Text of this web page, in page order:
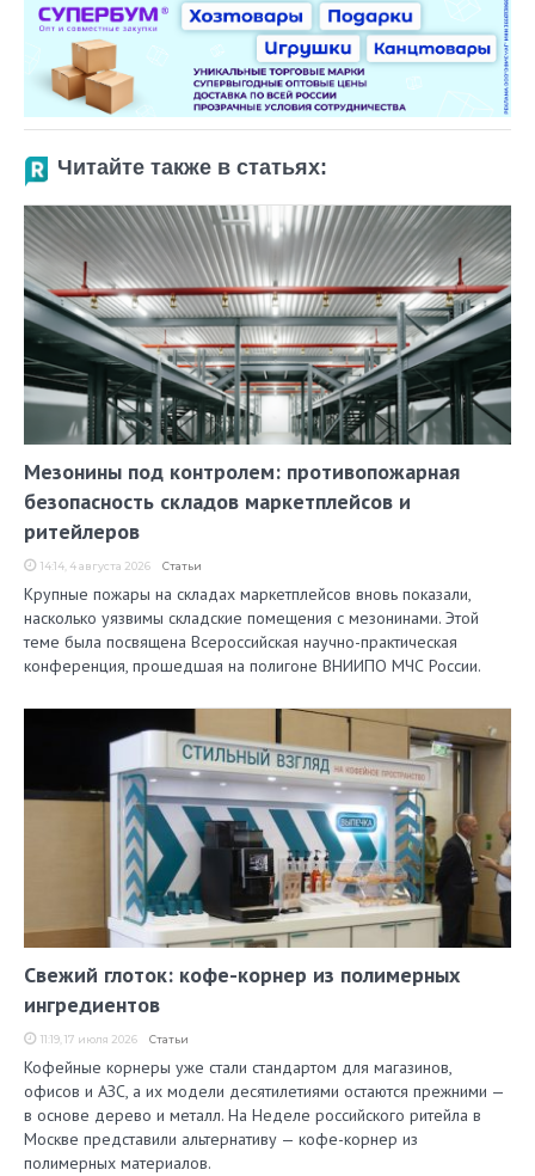
Читайте также в статьях:
Мезонины под контролем: противопожарная
безопасность складов маркетплейсов и
ритейлеров
14:14, 4 августа 2026 Статьи
Крупные пожары на складах маркетплейсов вновь показали,
насколько уязвимы складские помещения с мезонинами. Этой
теме была посвящена Всероссийская научно-практическая
конференция, прошедшая на полигоне ВНИИПО МЧС России.
Свежий глоток: кофе-корнер из полимерных
ингредиентов
11:19, 17 июля 2026 Статьи
Кофейные корнеры уже стали стандартом для магазинов,
офисов и АЗС, а их модели десятилетиями остаются прежними —
в основе дерево и металл. На Неделе российского ритейла в
Москве представили альтернативу — кофе-корнер из
полимерных материалов.